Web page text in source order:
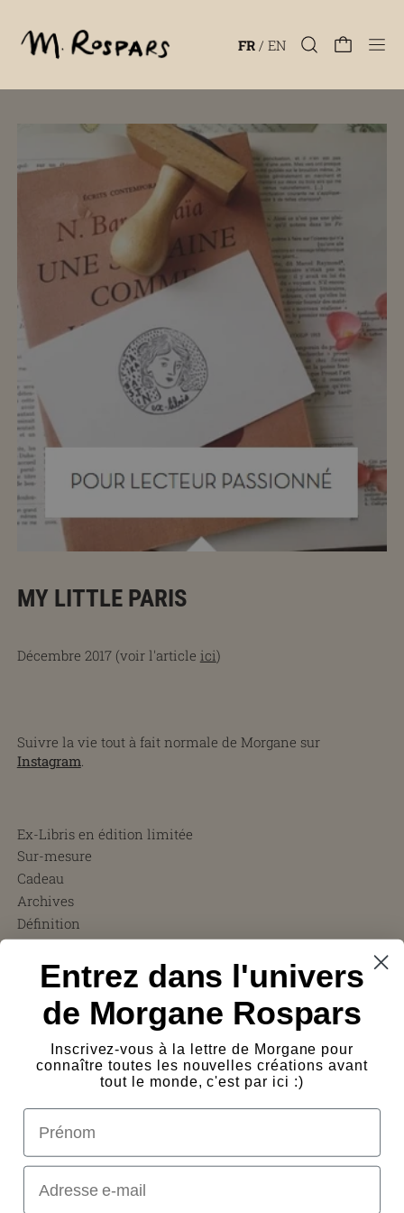
FR / EN
MY LITTLE PARIS
Décembre 2017 (voir l'article ici)
Suivre la vie tout à fait normale de Morgane sur
Instagram
Ex-Libris en édition limitée
Sur-mesure
Cadeau
Archives
Définition
CGV
Charity ❤︎
À propos
Presse
Frais de port
Contact
Entrez dans l'univers
de Morgane Rospars
Inscrivez-vous à la lettre de Morgane pour
connaître toutes les nouvelles créations avant
tout le monde, c'est par ici :)
prénom
Email